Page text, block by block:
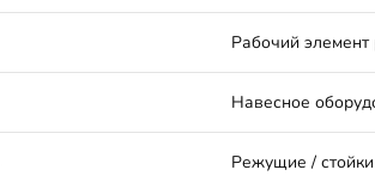
Рабочий элемент
Навесное
Режущие /